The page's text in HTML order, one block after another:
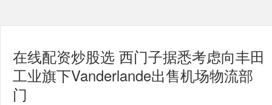
在线配资炒股选 西门子据悉考虑向丰田
工业旗下Vanderlande出售机场物流部
门